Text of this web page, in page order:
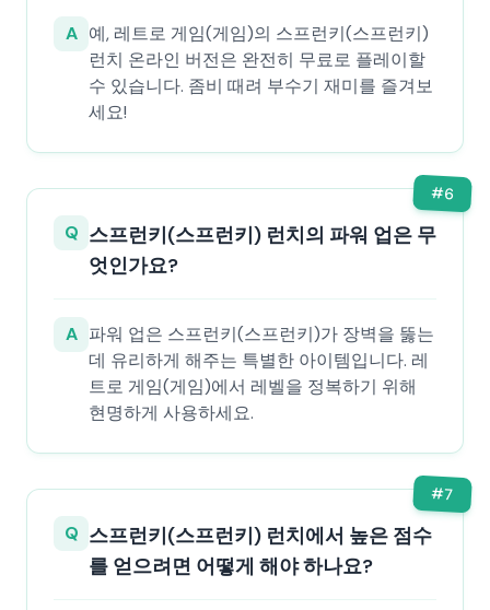
A 예, 레트로 게임(게임)의 스프런키(스프런키)
런치 온라인 버전은 완전히 무료로 플레이할
수 있습니다. 좀비 때려 부수기 재미를 즐겨보
세요!
#6
Q 스프런키(스프런키) 런치의 파워 업은 무
엇인가요?
A 파워 업은 스프런키(스프런키)가 장벽을 뚫는
데 유리하게 해주는 특별한 아이템입니다. 레
트로 게임(게임)에서 레벨을 정복하기 위해
현명하게 사용하세요.
#7
Q 스프런키(스프런키) 런치에서 높은 점수
를 얻으려면 어떻게 해야 하나요?